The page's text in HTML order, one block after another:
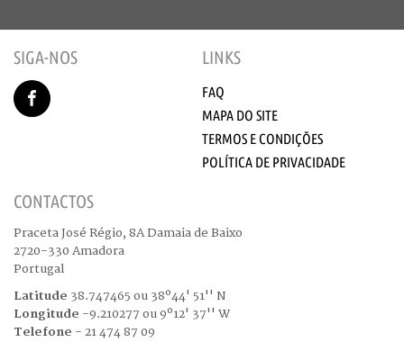
SIGA-NOS LINKS
FAQ
MAPA DO SITE
TERMOS E CONDIÇÕES
POLÍTICA DE PRIVACIDADE
CONTACTOS
Praceta José Régio, 8A Damaia de Baixo
2720-330 Amadora
Portugal
Latitude 38.747465 ou 38º44' 51'' N
Longitude -9.210277 ou 9º12' 37'' W
Telefone - 21 474 87 09